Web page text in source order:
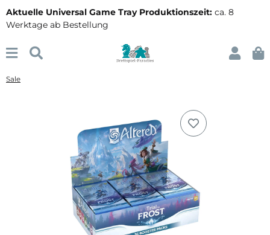
Aktuelle Universal Game Tray Produktionszeit: ca. 8
Werktage ab Bestellung
Sale